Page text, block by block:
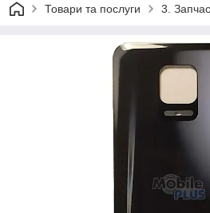
Товари та послуги 3.